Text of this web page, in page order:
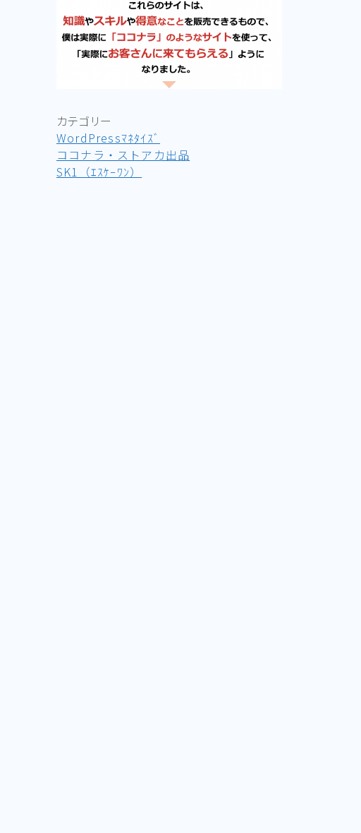
カテゴリー
WordPressﾏﾈﾀｲｽﾞ
ココナラ・ストアカ出品
SK1（ｴｽｹｰﾜﾝ）